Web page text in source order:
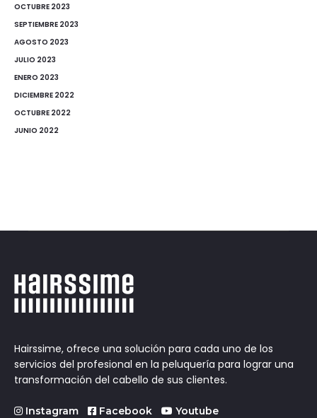
OCTUBRE 2023
SEPTIEMBRE 2023
AGOSTO 2023
JULIO 2023
ENERO 2023
DICIEMBRE 2022
OCTUBRE 2022
JUNIO 2022
Hairssime, ofrece una solución para cada uno de los
servicios del profesional en la peluquería para lograr una
transformación del cabello de sus clientes.
Instagram Facebook Youtube